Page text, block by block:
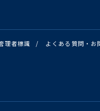
理者標識 / よくある質問・お